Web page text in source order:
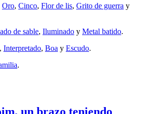
Oro, Cinco, Flor de lis, Grito de guerra y
de sable, Iluminado y Metal batido.
, Interpretado, Boa y Escudo.
.
un brazo teniendo